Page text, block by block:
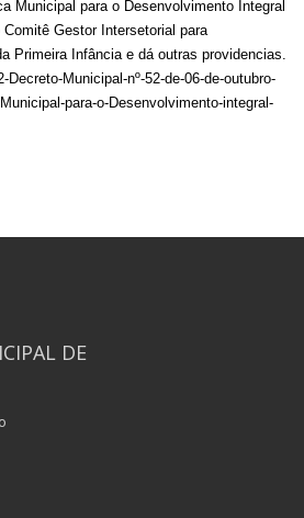
Municipal para o Desenvolvimento Integral
Gestor Intersetorial para
Primeira Infância e dá outras providencias.
Decreto-Municipal-nº-52-de-06-de-outubro-
para-o-Desenvolvimento-integral-
DE